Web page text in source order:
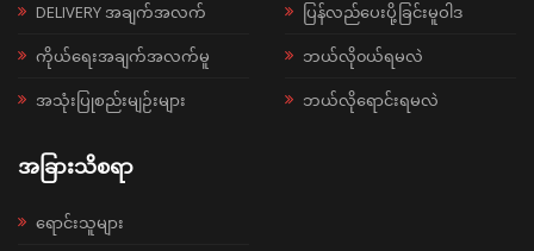
DELIVERY အချက်အလက်
ကိုယ်ရေးအချက်အလက်မူ
အသုံးပြုစည်းမျဉ်းများ
ပြန်လည်ပေးပို့ခြင်းမူဝါဒ
ဘယ်လို၀ယ်ရမလဲ
ဘယ်လိုရောင်းရမလဲ
အခြားသိစရာ
ရောင်းသူများ